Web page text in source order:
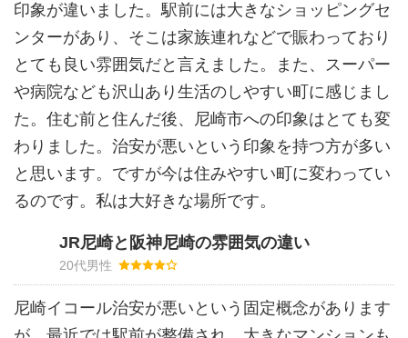
印象が違いました。駅前には大きなショッピングセ
ンターがあり、そこは家族連れなどで賑わっており
とても良い雰囲気だと言えました。また、スーパー
や病院なども沢山あり生活のしやすい町に感じまし
た。住む前と住んだ後、尼崎市への印象はとても変
わりました。治安が悪いという印象を持つ方が多い
と思います。ですが今は住みやすい町に変わってい
るのです。私は大好きな場所です。
JR尼崎と阪神尼崎の雰囲気の違い
20代男性
尼崎イコール治安が悪いという固定概念があります